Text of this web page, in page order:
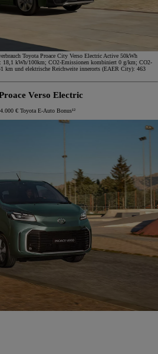
Toyota Proace City Verso Electric Active 50kWh
kWh/100km; CO2-Emissionen kombiniert 0 g/km; CO2-
km und elektrische Reichweite innerorts (EAER City): 463
Verso Electric
€ Toyota E-Auto Bonus¹²